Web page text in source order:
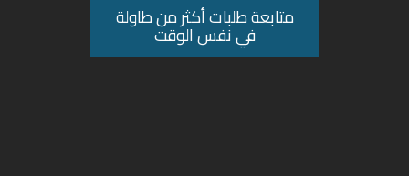
متابعة طلبات أكثر من طاولة
في نفس الوقت